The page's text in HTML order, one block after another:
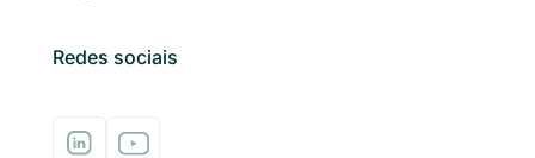
Redes sociais